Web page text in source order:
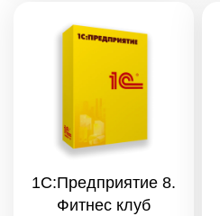
1С:Предприятие 8.
Фитнес клуб